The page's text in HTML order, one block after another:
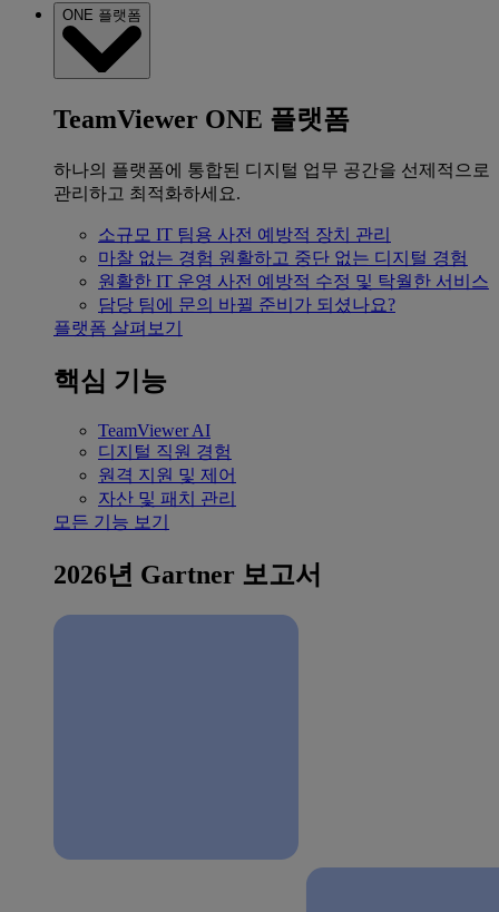
ONE 플랫폼
TeamViewer ONE 플랫폼
하나의 플랫폼에 통합된 디지털 업무 공간을 선제적으로
관리하고 최적화하세요.
소규모 IT 팀용 사전 예방적 장치 관리
마찰 없는 경험 원활하고 중단 없는 디지털 경험
원활한 IT 운영 사전 예방적 수정 및 탁월한 서비스
담당 팀에 문의 바뀔 준비가 되셨나요?
플랫폼 살펴보기
핵심 기능
TeamViewer AI
디지털 직원 경험
원격 지원 및 제어
자산 및 패치 관리
모든 기능 보기
2026년 Gartner 보고서